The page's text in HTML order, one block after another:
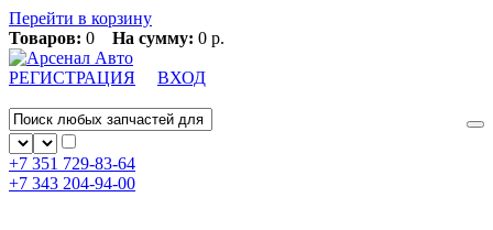
Перейти в корзину
Товаров: 0 На сумму: 0 р.
РЕГИСТРАЦИЯ ВХОД
+7 351 729-83-64
+7 343 204-94-00